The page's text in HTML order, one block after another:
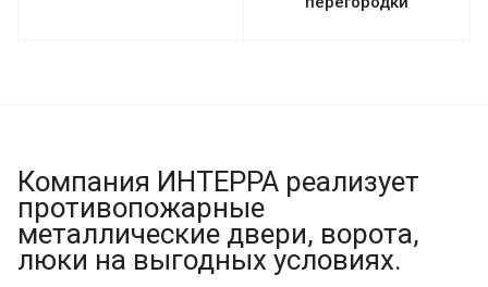
Компания ИНТЕРРА реализует
противопожарные
металлические двери, ворота,
люки на выгодных условиях.